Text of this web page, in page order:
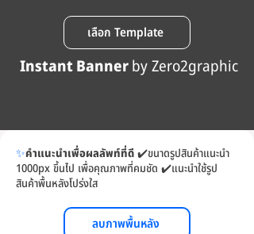
เลือก Template
Instant Bannerby Zero2graphic
✨คำแนะนำเพื่อผลลัพท์ที่ดี✔️ขนาดรูปสินค้าแนะนำ
1000px ขึ้นไป เพื่อคุณภาพที่คมชัด ✔️แนะนำใช้รูป
สินค้าพื้นหลังโปร่งใส
ลบภาพพื้นหลัง